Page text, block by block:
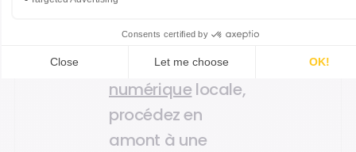
campagne
affichage
numérique locale,
procédez en
amont à une